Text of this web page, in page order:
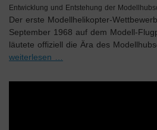
Entwicklung und Entstehung der
Der erste Modellhelikopter-
September 1968 auf dem Modell-
läutete offiziell die Ära des
weiterlesen …